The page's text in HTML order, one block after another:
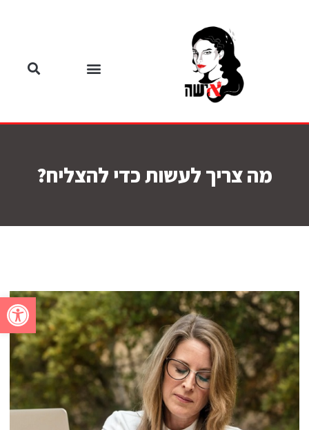
פתח
מה צריך לעשות כדי להצליח?